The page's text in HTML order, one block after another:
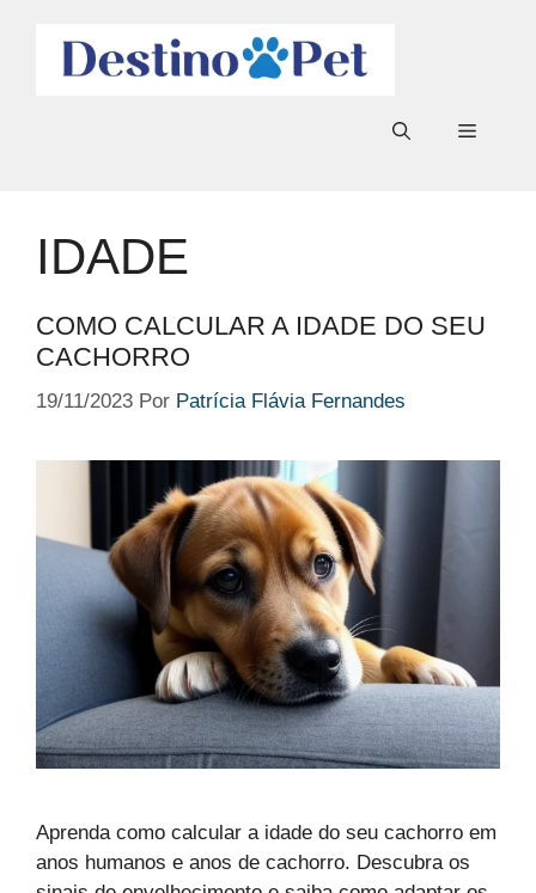
Menu
IDADE
COMO CALCULAR A IDADE DO SEU
CACHORRO
19/11/2023 Por Patrícia Flávia Fernandes
Aprenda como calcular a idade do seu cachorro em
anos humanos e anos de cachorro. Descubra os